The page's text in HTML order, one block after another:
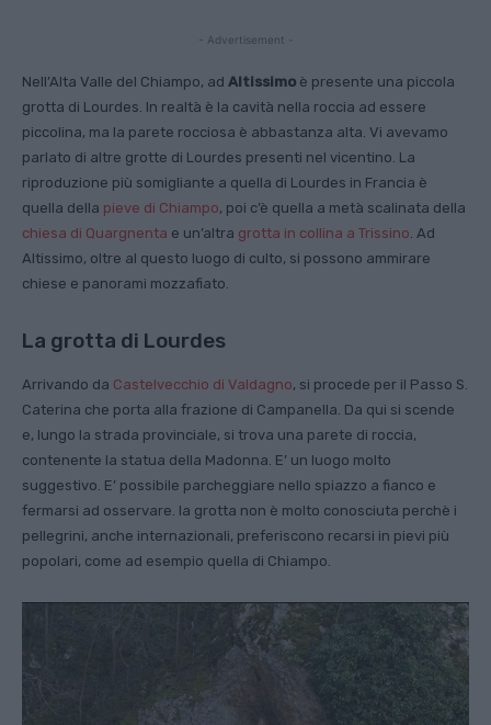
- Advertisement -
Nell’Alta Valle del Chiampo, ad Altissimo è presente una piccola
grotta di Lourdes. In realtà è la cavità nella roccia ad essere
piccolina, ma la parete rocciosa è abbastanza alta. Vi avevamo
parlato di altre grotte di Lourdes presenti nel vicentino. La
riproduzione più somigliante a quella di Lourdes in Francia è
quella della pieve di Chiampo, poi c’è quella a metà scalinata della
chiesa di Quargnenta e un’altra grotta in collina a Trissino . Ad
Altissimo, oltre al questo luogo di culto, si possono ammirare
chiese e panorami mozzafiato.
La grotta di Lourdes
Arrivando da Castelvecchio di Valdagno, si procede per il Passo S.
Caterina che porta alla frazione di Campanella. Da qui si scende
e, lungo la strada provinciale, si trova una parete di roccia,
contenente la statua della Madonna. E’ un luogo molto
suggestivo. E’ possibile parcheggiare nello spiazzo a fianco e
fermarsi ad osservare. la grotta non è molto conosciuta perchè i
pellegrini, anche internazionali, preferiscono recarsi in pievi più
popolari, come ad esempio quella di Chiampo.